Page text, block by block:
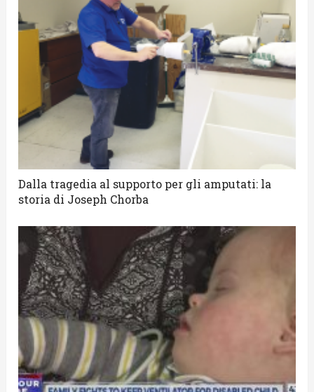
Dalla tragedia al supporto per gli amputati: la
storia di Joseph Chorba